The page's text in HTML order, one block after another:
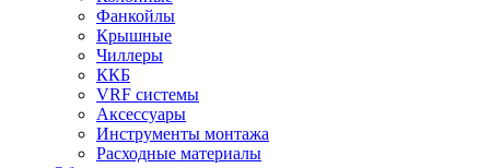
Фанкойлы
Крышные
Чиллеры
ККБ
VRF системы
Аксессуары
Инструменты монтажа
Расходные материалы